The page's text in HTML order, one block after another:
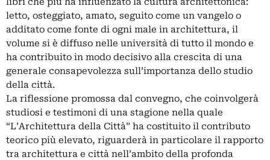
letto, osteggiato, amato, seguito come un vangelo o
additato come fonte di ogni male in architettura, il
volume si è diffuso nelle università di tutto il mondo e
ha contribuito in modo decisivo alla crescita di una
generale consapevolezza sull’importanza dello studio
della città.
La riflessione promossa dal convegno, che coinvolgerà
studiosi e testimoni di una stagione nella quale
“L’Architettura della Città” ha costituito il contributo
teorico più elevato, riguarderà in particolare il rapporto
tra architettura e città nell’ambito della profonda